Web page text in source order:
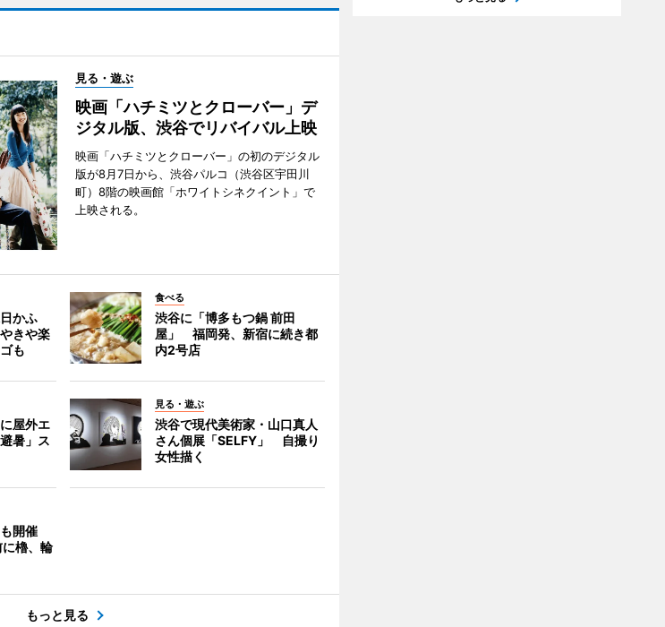
見る・遊ぶ
映画「ハチミツとクローバー」デ
ジタル版、渋谷でリバイバル上映
映画「ハチミツとクローバー」の初のデジタル
版が8月7日から、渋谷パルコ（渋谷区宇田川
町）8階の映画館「ホワイトシネクイント」で
上映される。
かふ
きや楽
も
食べる
渋谷に「博多もつ鍋 前田
屋」 福岡発、新宿に続き都
内2号店
屋外エ
暑」ス
見る・遊ぶ
渋谷で現代美術家・山口真人
さん個展「SELFY」 自撮り
女性描く
開催
櫓、輪
もっと見る